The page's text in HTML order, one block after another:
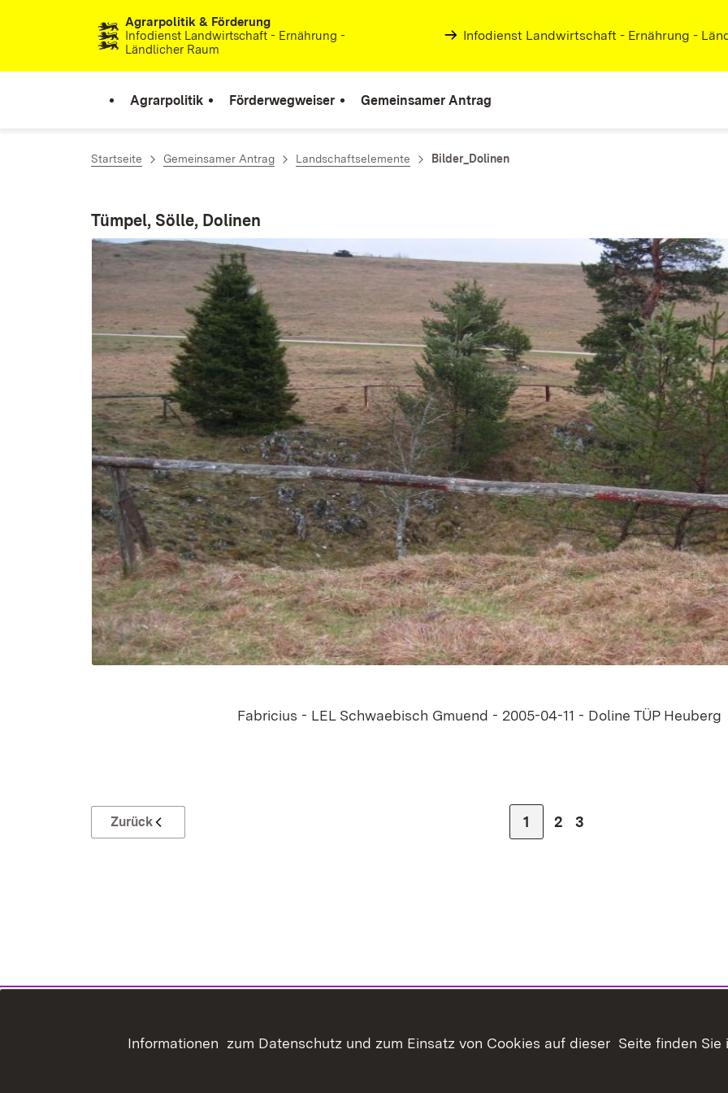
Zum Inhalt springenAgrarpolitik & Förderung
Infodienst Landwirtschaft - Ernährung -
Ländlicher Raum
Infodienst Landwirtschaft - Ernährung -
Agrarpolitik Förderwegweiser Gemeinsamer Antrag
Startseite Gemeinsamer Antrag Landschaftselemente Bilder_Dolinen
Tümpel, Sölle, Dolinen
Fabricius - LEL Schwaebisch Gmuend - 2005-04-11 - Doline TÜP Heuberg
Zurück Zur Seite
1 Zur Seite
2 Zur letzten Seite
3
Informationen zum Datenschutz und zum Einsatz von Cookies auf dieser Seite finden